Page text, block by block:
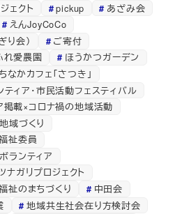
ェクト pickup
あざみ会
えんJoyCoCo
り会）
ご寄付
れ愛農園
ほうかつガーデン
なかカフェ「さつき」
ティア・市民活動フェスティバル
掲載×コロナ禍の地域活動
域づくり
祉委員
ランティア
ナガリプロジェクト
祉のまちづくり
中田会
地域共生社会在り方検討会